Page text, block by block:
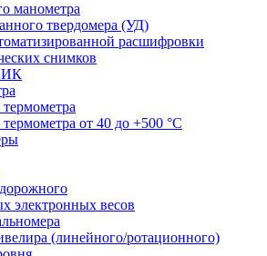
манометра
твердомера (УД)
расшифровки
снимков
от 40 до +500 °С
электронных весов
(линейного/ротационного)